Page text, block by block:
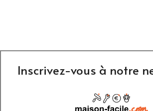
Inscrivez-vous à notre